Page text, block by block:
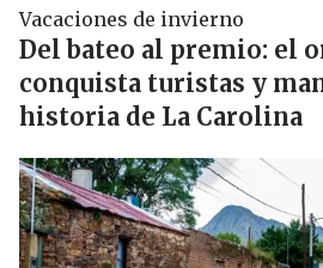
Vacaciones de invierno
Del bateo al premio: el
conquista turistas y
historia de La Carolina